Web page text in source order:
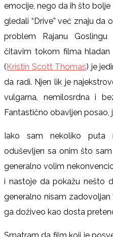
emocije, nego da ih što bolje
gledali “Drive” već znaju da
problem Rajanu Goslingu
čitavim tokom filma hladan
(Kristin Scott Thomas) je
da radi. Njen lik je
vulgarna, nemilosrdna i
Fantastično obavljen posao,
Iako sam nekoliko puta
oduševljen sa onim što
generalno volim
i nastoje da pokažu nešto
generalno nisam zadovoljan
ga doživeo kao dosta